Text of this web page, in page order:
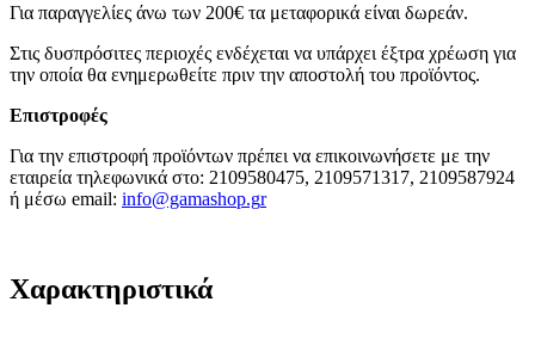
Για παραγγελίες άνω των 200€ τα μεταφορικά είναι δωρεάν.
Στις δυσπρόσιτες περιοχές ενδέχεται να υπάρχει έξτρα χρέωση για
την οποία θα ενημερωθείτε πριν την αποστολή του προϊόντος.
Επιστροφές
Για την επιστροφή προϊόντων πρέπει να επικοινωνήσετε με την
εταιρεία τηλεφωνικά στο: 2109580475, 2109571317, 2109587924
ή μέσω email: info@gamashop.gr
Χαρακτηριστικά